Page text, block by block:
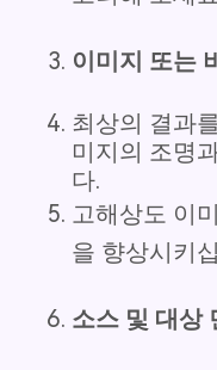
이미지 또는
최상의 결과
미지의 조명
다.
고해상도 이
을 향상시키
소스 및 대상